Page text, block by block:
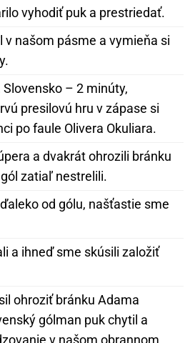
vyhodiť puk a prestriedať.
v našom pásme a vymieňa si
Slovensko – 2 minúty,
presilovú hru v zápase si
po faule Olivera Okuliara.
a dvakrát ohrozili bránku
zatiaľ nestrelili.
od gólu, našťastie sme
a ihneď sme skúsili založiť
ohroziť bránku Adama
gólman puk chytil a
v našom obrannom